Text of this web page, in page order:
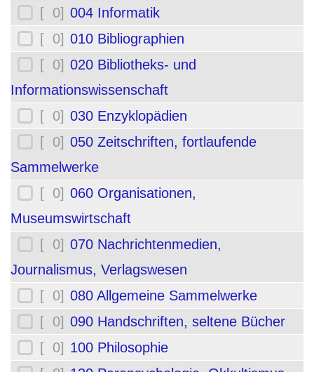
[ 0] 004 Informatik
[ 0] 010 Bibliographien
[ 0] 020 Bibliotheks- und
Informationswissenschaft
[ 0] 030 Enzyklopädien
[ 0] 050 Zeitschriften, fortlaufende
Sammelwerke
[ 0] 060 Organisationen,
Museumswirtschaft
[ 0] 070 Nachrichtenmedien,
Journalismus, Verlagswesen
[ 0] 080 Allgemeine Sammelwerke
[ 0] 090 Handschriften, seltene Bücher
[ 0] 100 Philosophie